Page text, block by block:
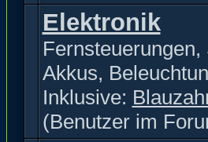
Elektronik
Akkus,
Inklusive:
(Benutzer im